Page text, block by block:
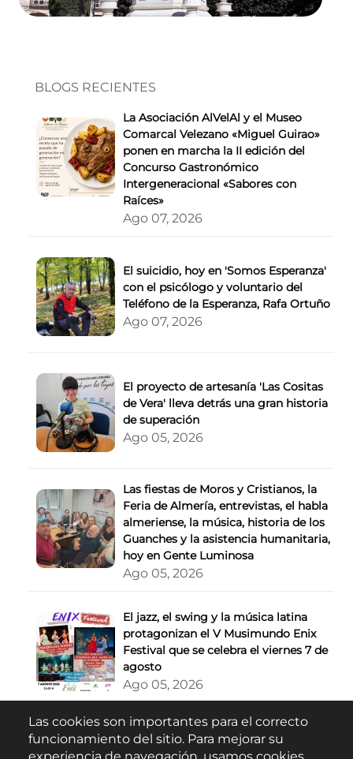
BLOGS RECIENTES
La Asociación AlVelAl y el Museo
Comarcal Velezano «Miguel Guirao»
ponen en marcha la II edición del
Concurso Gastronómico
Intergeneracional «Sabores con
Raíces»
Ago 07, 2026
El suicidio, hoy en 'Somos Esperanza'
con el psicólogo y voluntario del
Teléfono de la Esperanza, Rafa Ortuño
Ago 07, 2026
El proyecto de artesanía 'Las Cositas
de Vera' lleva detrás una gran historia
de superación
Ago 05, 2026
Las fiestas de Moros y Cristianos, la
Feria de Almería, entrevistas, el habla
almeriense, la música, historia de los
Guanches y la asistencia humanitaria,
hoy en Gente Luminosa
Ago 05, 2026
El jazz, el swing y la música latina
protagonizan el V Musimundo Enix
Festival que se celebra el viernes 7 de
agosto
Ago 05, 2026
Buscar
Las cookies son importantes para el correcto
funcionamiento del sitio. Para mejorar su